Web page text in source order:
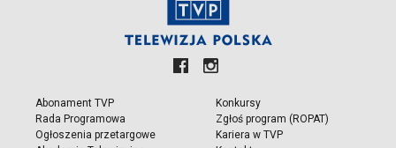
Abonament TVP
Rada Programowa
Ogłoszenia przetargowe
Konkursy
Zgłoś program (ROPAT)
Kariera w TVP